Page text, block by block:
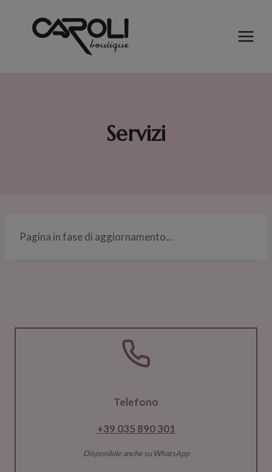
contenuto
Servizi
Pagina in fase di aggiornamento…
Telefono
+39 035 890 301
Disponibile anche su WhatsApp